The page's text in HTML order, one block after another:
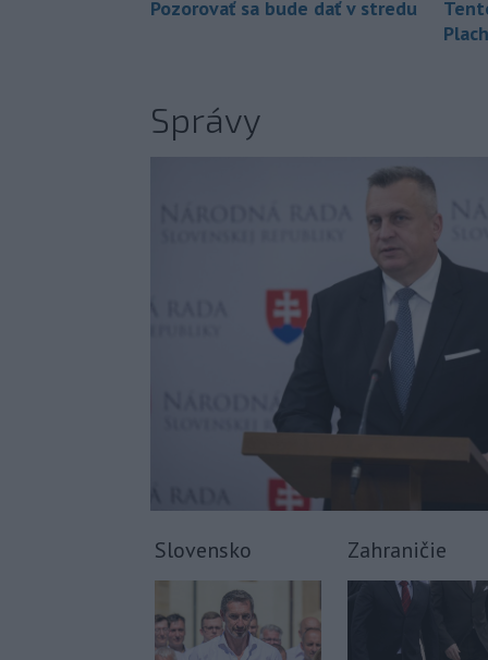
Pozorovať sa bude dať v stredu
Správy
Slovensko Zahraničie